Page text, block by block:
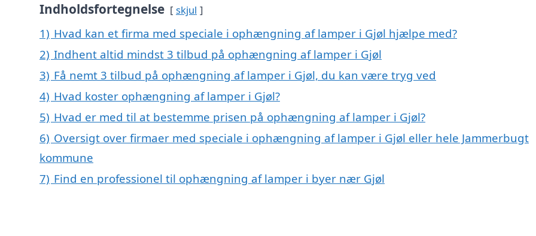
Indholdsfortegnelse skjul
1) Hvad kan et firma med speciale i ophængning af lamper i Gjøl hjælpe med?
2) Indhent altid mindst 3 tilbud på ophængning af lamper i Gjøl
3) Få nemt 3 tilbud på ophængning af lamper i Gjøl, du kan være tryg ved
4) Hvad koster ophængning af lamper i Gjøl?
5) Hvad er med til at bestemme prisen på ophængning af lamper i Gjøl?
6) Oversigt over firmaer med speciale i ophængning af lamper i Gjøl eller hele Jammerbugt
kommune
7) Find en professionel til ophængning af lamper i byer nær Gjøl